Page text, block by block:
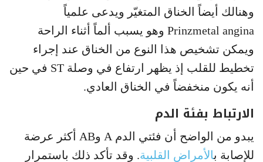
وهنالك أيضاً الخناق المتغيّر ويدعى علمياً
Prinzmetal angina وهو يسبب ألماً أثناء الراحة
ويمكن تشخيص هذا النوع من الخناق عند إجراء
تخطيط للقلب إذ يظهر ارتفاع في وصلة ST في حين
أنه يكون منخفضاً في الخناق العادي.
الارتباط بفئة الدم
يبدو من الواضح أن فئتي الدم A وAB أكثر عرضة
للإصابة بالأمراض القلبية. وقد تأكد ذلك باستمرار